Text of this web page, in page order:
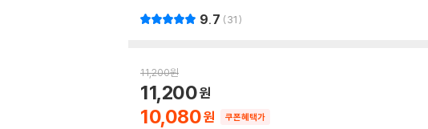
9.7 31
11,200원
10,080
11,200
쿠폰혜택가